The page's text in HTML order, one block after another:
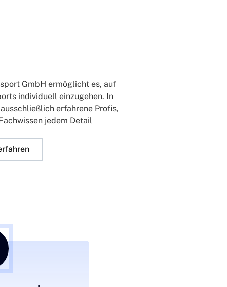
GmbH ermöglicht es, auf
individuell einzugehen. In
erfahrene Profis,
jedem Detail